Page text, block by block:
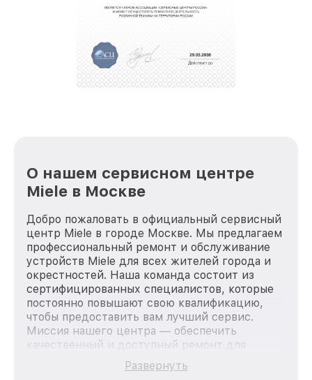
О нашем сервисном центре
Miele в Москве
Добро пожаловать в официальный сервисный
центр Miele в городе Москве. Мы предлагаем
профессиональный ремонт и обслуживание
устройств Miele для всех жителей города и
окрестностей. Наша команда состоит из
сертифицированных специалистов, которые
постоянно повышают свою квалификацию,
чтобы предоставить вам лучший сервис.
Миссия нашего центра — обеспечить
качественный и доступный ремонт для
каждого пользователя продукции Miele, вне
зависимости от сложности поломки. Мы
Развернуть